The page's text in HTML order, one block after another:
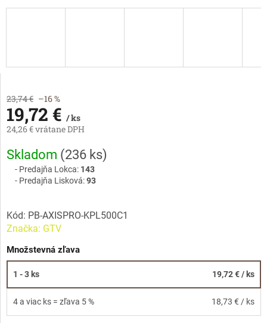
23,74 € –16 %
19,72 € / ks
24,26 € vrátane DPH
Jednotková
cena:
Skladom (236 ks)
Predajňa Lokca: 143
Predajňa Lisková:93
Kód: PB-AXISPRO-KPL500C1
Značka: GTV
Množstevná zľava
1 - 3 ks 19,72 €/ ks
4 a viac ks = zľava 5 % 18,73 € / ks